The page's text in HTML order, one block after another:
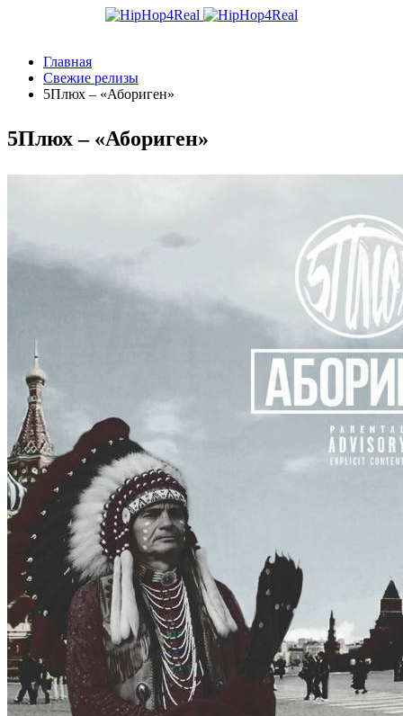
Главная
Свежие релизы
5Плюх – «Абориген»
5Плюх – «Абориген»